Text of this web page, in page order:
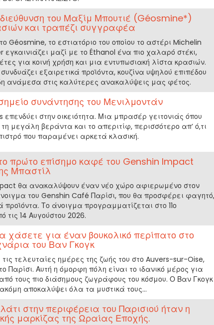
του Μαξίμ Μπουτιέ (Géosmine*)
και τραπέζι συγγραφέα
το εστιατόριο του οποίου το αστέρι Michelin
εγκαινιάζει μαζί με το Éthanol ένα πιο χαλαρό στέκι,
για κοινή χρήση και μια εντυπωσιακή λίστα κρασιών.
εξαιρετικά προϊόντα, κουζίνα υψηλού επιπέδου
ανάμεσα στις καλύτερες ανακαλύψεις μας φέτος.
συνάντησης του Μενιλμοντάν
στην οικειότητα. Μια μπρασέρ γειτονιάς όπου
μεγάλη βεράντα και το απεριτίφ, περισσότερο απ’ ό,τι
που παραμένει αρκετά κλασική.
πρώτο επίσημο καφέ του Genshin Impact
Μπαστίλ
θα ανακαλύψουν έναν νέο χώρο αφιερωμένο στον
του Genshin Café Παρίσι, που θα προσφέρει φαγητό,
Το άνοιγμα προγραμματίζεται στο 11ο
τις 14 Αυγούστου 2026.
χάσετε για έναν βουκολικό περίπατο στο
του Βαν Γκογκ
τελευταίες ημέρες της ζωής του στο Auvers-sur-Oise,
Παρίσι. Αυτή η όμορφη πόλη είναι το ιδανικό μέρος για
τους πιο διάσημους ζωγράφους του κόσμου. Ο Βαν Γκογκ
αποκαλύψει όλα τα μυστικά τους...
στην περιφέρεια του Παρισιού ήταν η
μαρκίζας της Ωραίας Εποχής.